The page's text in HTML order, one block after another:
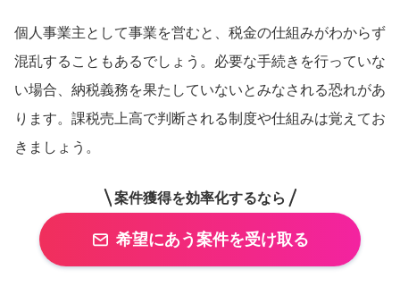
個人事業主として事業を営むと、税金の仕組みがわからず
混乱することもあるでしょう。必要な手続きを行っていな
い場合、納税義務を果たしていないとみなされる恐れがあ
ります。課税売上高で判断される制度や仕組みは覚えてお
きましょう。
案件獲得を効率化するなら
希望にあう案件を受け取る